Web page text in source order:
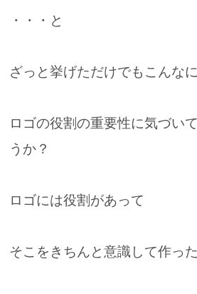
・・・と
ざっと挙げただけでもこんな
ロゴの役割の重要性に気づい
うか？
ロゴには役割があって
そこをきちんと意識して作っ